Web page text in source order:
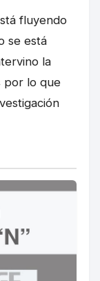
fluyendo
se está
la
por lo que